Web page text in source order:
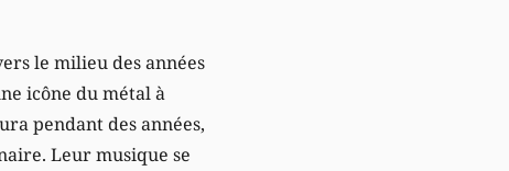
le milieu des années
icône du métal à
pendant des années,
Leur musique se